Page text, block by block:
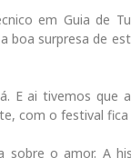
em Guia de
boa surpresa de
E ai tivemos que
com o festival
sobre o amor. A